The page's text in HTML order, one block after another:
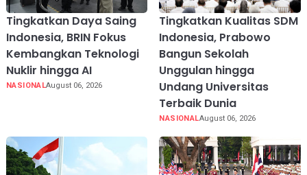
Tingkatkan Daya Saing
Indonesia, BRIN Fokus
Kembangkan Teknologi
Nuklir hingga AI
NASIONALAugust 06, 2026
Tingkatkan Kualitas SDM
Indonesia, Prabowo
Bangun Sekolah
Unggulan hingga
Undang Universitas
Terbaik Dunia
NASIONALAugust 06, 2026